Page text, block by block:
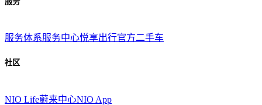
服务体系服务中心悦享出行官方二手车
社区
NIO Life蔚来中心NIO App